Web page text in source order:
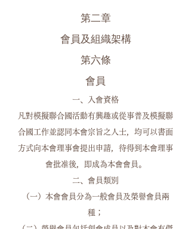
第二章
會員及組織架構
第六條
會員
一、入會資格
凡對模擬聯合國活動有興趣或從事普及模擬聯
合國工作並認同本會宗旨之人士，均可以書面
方式向本會理事會提出申請，待得到本會理事
會批准後，即成為本會會員。
二、會員類別
（一）本會會員分為一般會員及榮譽會員兩
種；